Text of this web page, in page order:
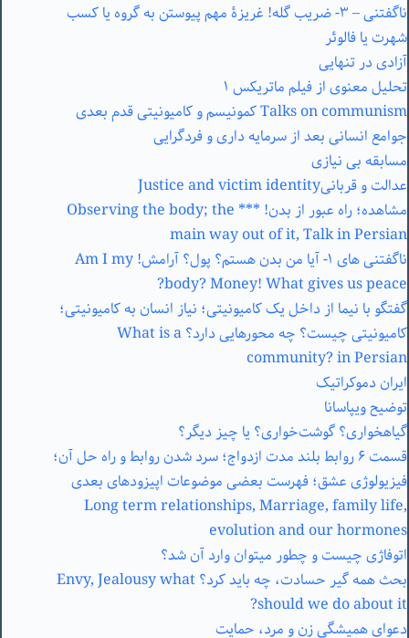
ناگفتنی – ۳- ضریب گله! غریزۀ مهم پیوستن به گروه یا کسب
شهرت یا فالوئر
آزادی در تنهایی
تحلیل معنوی از فیلم ماتریکس ١
Talks on communism کمونیسم و کامیونیتی قدم بعدی
جوامع انسانی بعد از سرمایه داری و فردگرایی
مسابقه بی نیازی
عدالت و قربانیJustice and victim identity
‎مشاهده؛ راه عبور از بدن! *** Observing the body; the
main way out of it, Talk in Persian
ناگفتنی های ۱- آیا من بدن هستم؟ پول؟ آرامش! Am I my
body? Money! What gives us peace?
گفتگو با نیما از داخل یک کامیونیتی؛ نیاز انسان به کامیونیتی؛
کامیونیتی چیست؟ چه محورهایی دارد؟ What is a
community? in Persian
ایران دموکراتیک
توضیح ویپاسانا
گیاهخواری؟ گوشت‌خواری؟ یا چیز دیگر؟
قسمت ۶ روابط بلند مدت ازدواج؛ سرد شدن روابط و راه حل آن؛
فیزیولوژی عشق؛ فهرست بعضی موضوعات اپیزودهای بعدی
Long term relationships, Marriage, family life,
evolution and our hormones
اتوفاژی چیست و چطور میتوان وارد آن شد؟
بحث همه گیر حسادت، چه باید کرد؟ Envy, Jealousy what
should we do about it?
دعوای همیشگی زن و مرد، حمایت